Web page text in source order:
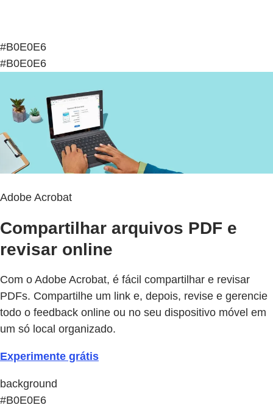
#B0E0E6
#B0E0E6
Adobe Acrobat
Compartilhar arquivos PDF e
revisar online
Com o Adobe Acrobat, é fácil compartilhar e revisar
PDFs. Compartilhe um link e, depois, revise e gerencie
todo o feedback online ou no seu dispositivo móvel em
um só local organizado.
Experimente grátis
background
#B0E0E6